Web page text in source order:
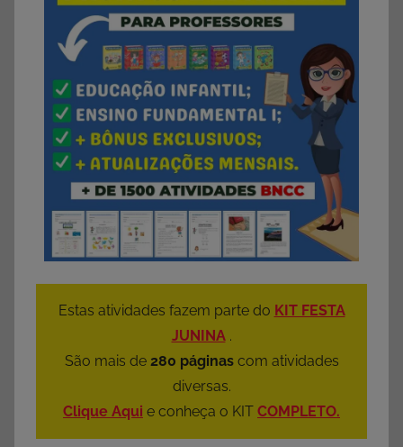
Estas atividades fazem parte do KIT FESTA
JUNINA.
São mais de 280 páginas com atividades
diversas.
Clique Aqui e conheça o KIT COMPLETO.